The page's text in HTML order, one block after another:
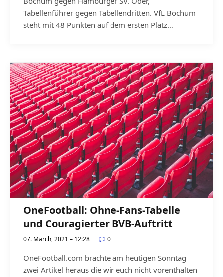
Tabellenführer gegen Tabellendritten. VfL Bochum
steht mit 48 Punkten auf dem ersten Platz…
OneFootball: Ohne-Fans-Tabelle
und Couragierter BVB-Auftritt
07. March, 2021 – 12:28 0
OneFootball.com brachte am heutigen Sonntag
zwei Artikel heraus die wir euch nicht vorenthalten